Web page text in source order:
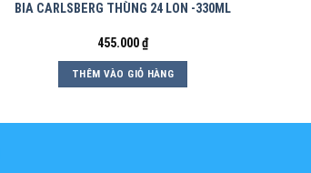
BIA CARLSBERG THÙNG 24 LON -330ML
455.000₫
THÊM VÀO GIỎ HÀNG